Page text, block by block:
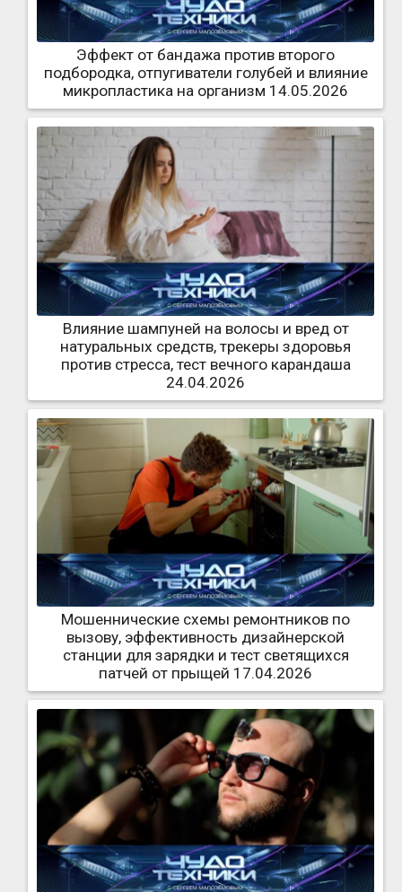
Эффект от бандажа против второго
подбородка, отпугиватели голубей и влияние
микропластика на организм 14.05.2026
Влияние шампуней на волосы и вред от
натуральных средств, трекеры здоровья
против стресса, тест вечного карандаша
24.04.2026
Мошеннические схемы ремонтников по
вызову, эффективность дизайнерской
станции для зарядки и тест светящихся
патчей от прыщей 17.04.2026